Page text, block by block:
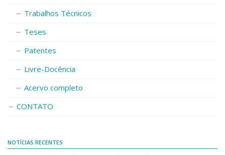
Trabalhos Técnicos
Teses
Patentes
Livre-Docência
Acervo completo
CONTATO
NOTÍCIAS RECENTES